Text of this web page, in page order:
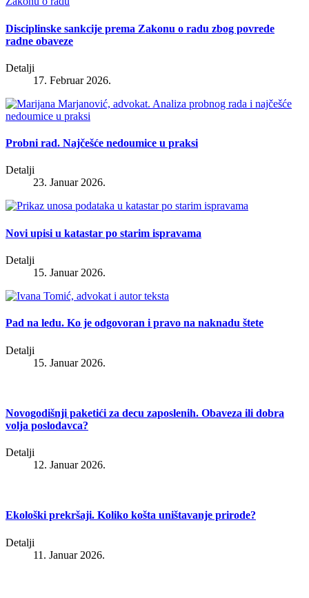
Disciplinske sankcije prema Zakonu o radu zbog povrede
radne obaveze
Detalji
17. Februar 2026.
Probni rad. Najčešće nedoumice u praksi
Detalji
23. Januar 2026.
Novi upisi u katastar po starim ispravama
Detalji
15. Januar 2026.
Pad na ledu. Ko je odgovoran i pravo na naknadu štete
Detalji
15. Januar 2026.
Novogodišnji paketići za decu zaposlenih. Obaveza ili dobra
volja poslodavca?
Detalji
12. Januar 2026.
Ekološki prekršaji. Koliko košta uništavanje prirode?
Detalji
11. Januar 2026.